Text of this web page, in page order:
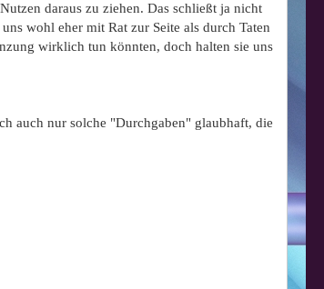
daraus zu ziehen. Das schließt ja nicht
wohl eher mit Rat zur Seite als durch Taten
wirklich tun könnten, doch halten sie uns
auch nur solche "Durchgaben" glaubhaft, die